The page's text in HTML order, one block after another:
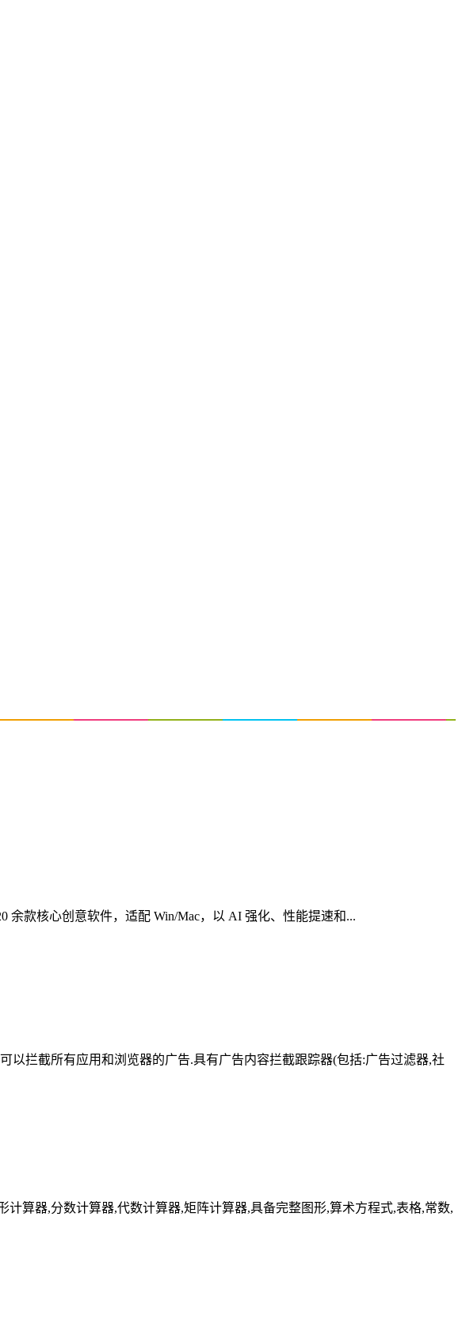
余款核心创意软件，适配 Win/Mac，以 AI 强化、性能提速和...
以拦截所有应用和浏览器的广告.具有广告内容拦截跟踪器(包括:广告过滤器,社
计算器,分数计算器,代数计算器,矩阵计算器,具备完整图形,算术方程式,表格,常数,